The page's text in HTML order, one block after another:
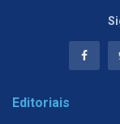
Editoriais